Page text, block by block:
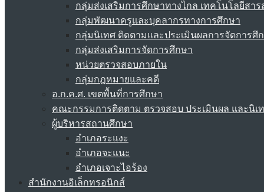
กลุ่มส่งเสริมการศึกษาทางไกล เทคโนโลยีสา
กลุ่มพัฒนาครูและบุคลากรทางการศึกษา
กลุ่มนิเทศ ติดตามและประเมินผลการจัดการศึ
กลุ่มส่งเสริมการจัดการศึกษา
หน่วยตรวจสอบภายใน
กลุ่มกฎหมายและคดี
อ.ก.ค.ศ. เขตพื้นที่การศึกษา
คณะกรรมการติดตาม ตรวจสอบ ประเมินผล และนิเ
ผู้บริหารสถานศึกษา
อำเภอระแงะ
อำเภอจะแนะ
อำเภอเจาะไอร้อง
สำนักงานอิเล็กทรอนิกส์